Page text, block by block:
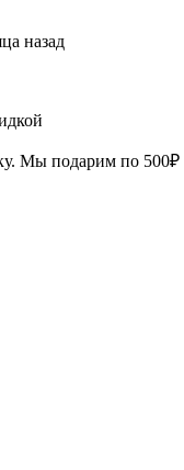
назад
Мы подарим по 500₽